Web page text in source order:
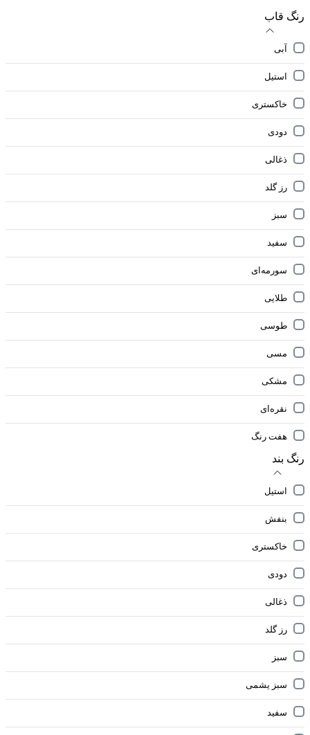
رنگ قاب
آبی
استیل
خاکستری
دودی
ذغالی
رز گلد
سبز
سفید
سورمه‌ای
طلایی
طوسی
مسی
مشکی
نقره‌ای
هفت رنگ
رنگ بند
استیل
بنفش
خاکستری
دودی
ذغالی
رز گلد
سبز
سبز یشمی
سفید